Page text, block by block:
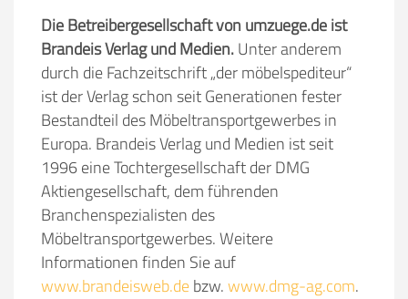
Die Betreibergesellschaft von umzuege.de ist
Brandeis Verlag und Medien.Unter anderem
durch die Fachzeitschrift „der möbelspediteur“
ist der Verlag schon seit Generationen fester
Bestandteil des Möbeltransportgewerbes in
Europa. Brandeis Verlag und Medien ist seit
1996 eine Tochtergesellschaft der DMG
Aktiengesellschaft, dem führenden
Branchenspezialisten des
Möbeltransportgewerbes. Weitere
Informationen finden Sie auf
www.brandeisweb.debzw.www.dmg-ag.com.